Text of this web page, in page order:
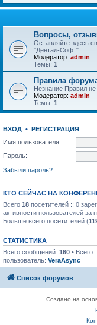
Вопросы,
Оставляйте здесь
"Дентал-Софт"
Модератор: admin
Темы: 1
Правила
Незнание Правил не
Модератор: admin
Темы: 1
ВХОД • РЕГИСТРАЦИЯ
Имя пользователя:
Пароль:
Забыли пароль?
КТО СЕЙЧАС НА
Всего 18 посетителей :: 0
активности пользователей за
Больше всего посетителей (
СТАТИСТИКА
Всего сообщений: 160 • Всего
пользователь: VeraAsync
Список форумов
Создано на